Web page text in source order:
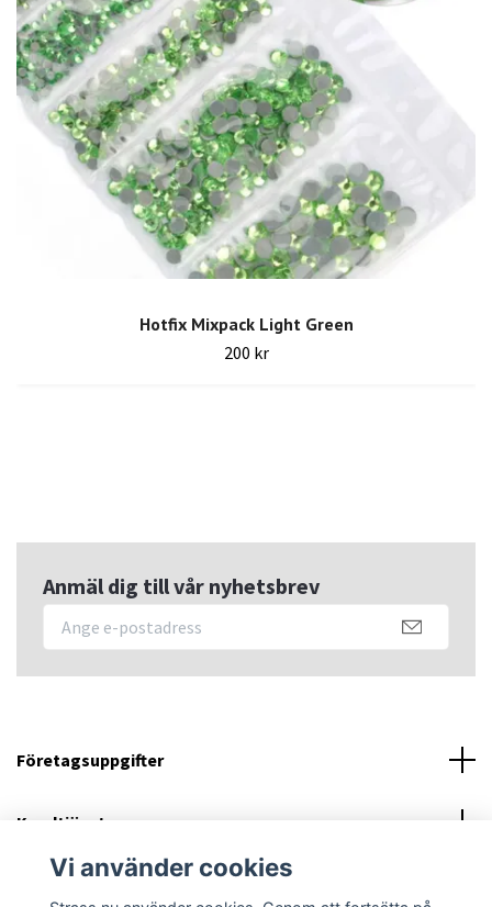
Hotfix Mixpack Light Green
200 kr
Anmäl dig till vår nyhetsbrev
Företagsuppgifter
Kundtjänst
Sociala medier
Vi använder cookies